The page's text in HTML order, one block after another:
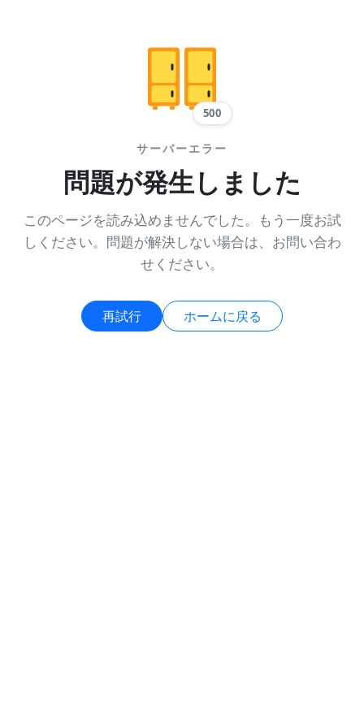
500
サーバーエラー
問題が発生しました
このページを読み込めませんでした。もう一度お試
しください。問題が解決しない場合は、お問い合わ
せください。
再試行 ホームに戻る